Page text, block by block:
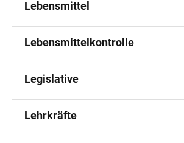
Lebensmittel
Lebensmittelkontrolle
Legislative
Lehrkräfte